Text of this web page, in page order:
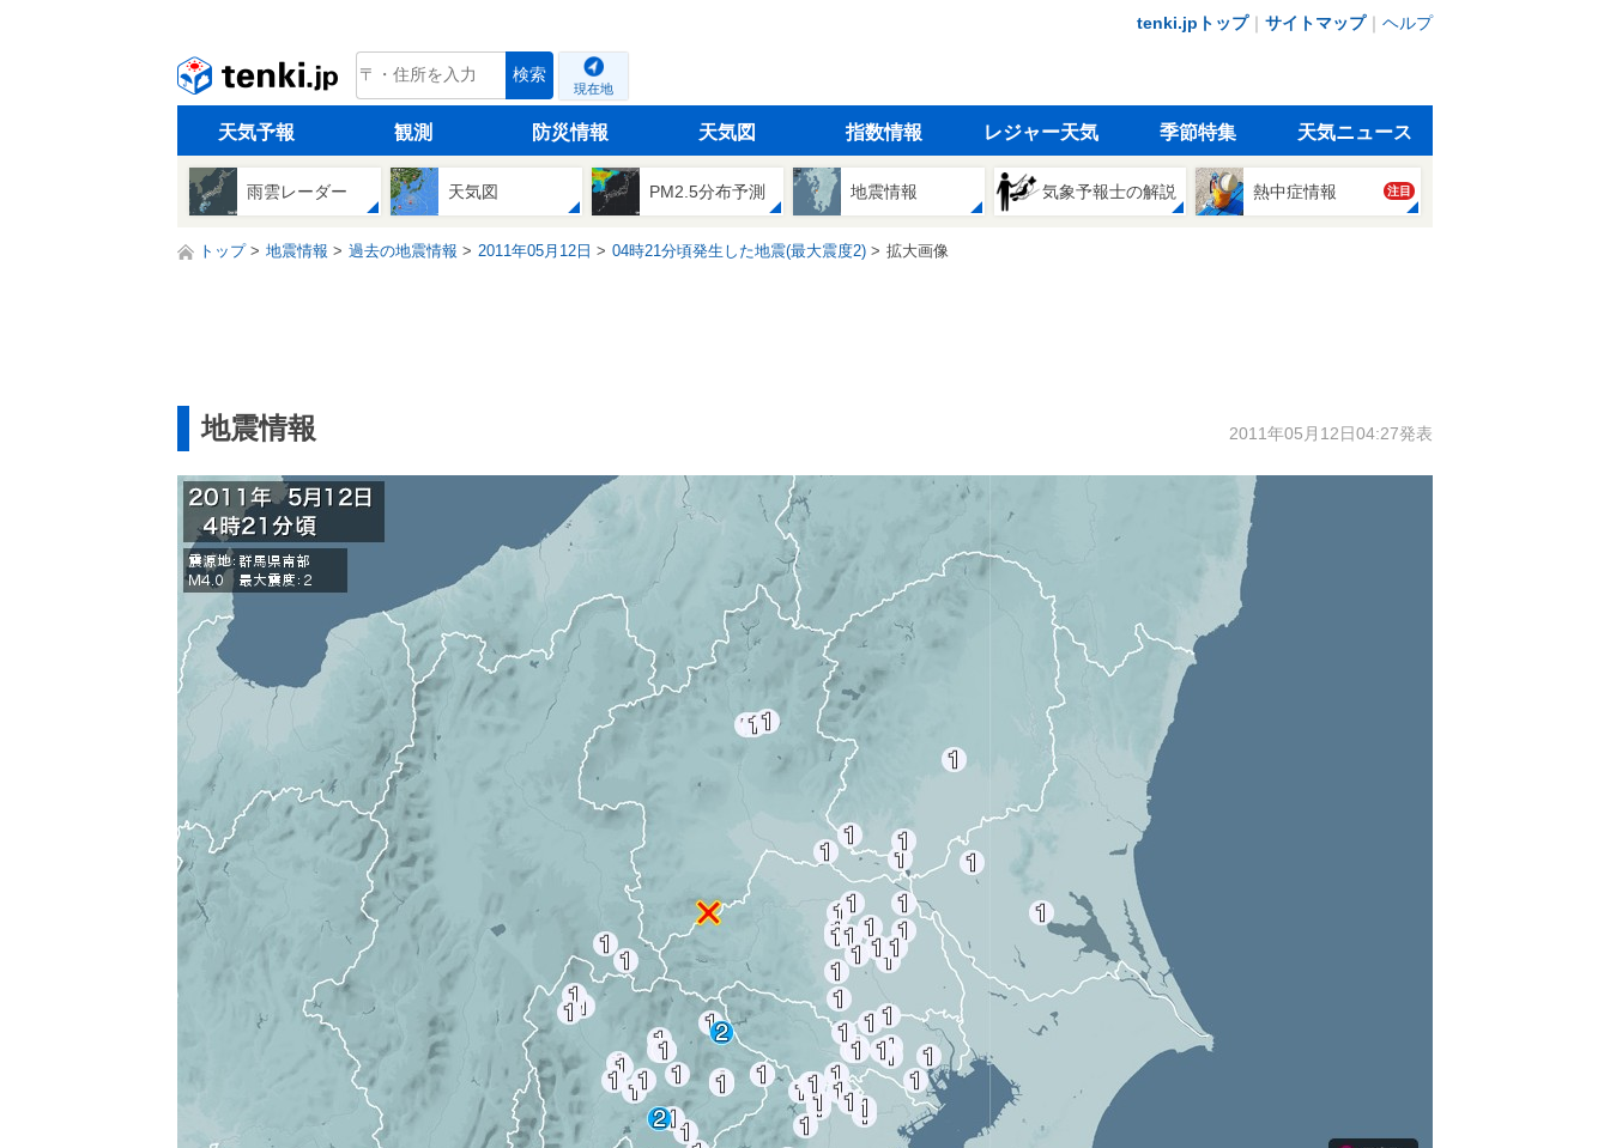
tenki.jpトップ｜ サイトマップ｜ ヘルプ
tenki.jp 検索
現在地
天気予報 観測 防災情報 天気図 指数情報 レジャー天気 季節特集 天気ニュース
雨雲レーダー 天気図 PM2.5分布予測 地震情報 気象予報士の解説 熱中症情報 注目
トップ 地震情報 過去の地震情報 2011年05月12日 04時21分頃発生した地震(最大震度2) 拡大画像
地震情報 2011年05月12日04:27発表